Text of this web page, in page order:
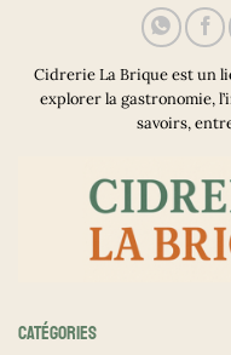
Cidrerie La Brique est un
explorer la gastronomie,
savoirs,
CATÉGORIES